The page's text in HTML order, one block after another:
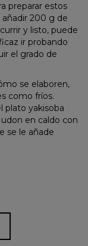
preparar estos
añadir 200 g de
y listo, puede
ir probando
el grado de
se elaboren,
como fríos.
plato yakisoba
en caldo con
se le añade